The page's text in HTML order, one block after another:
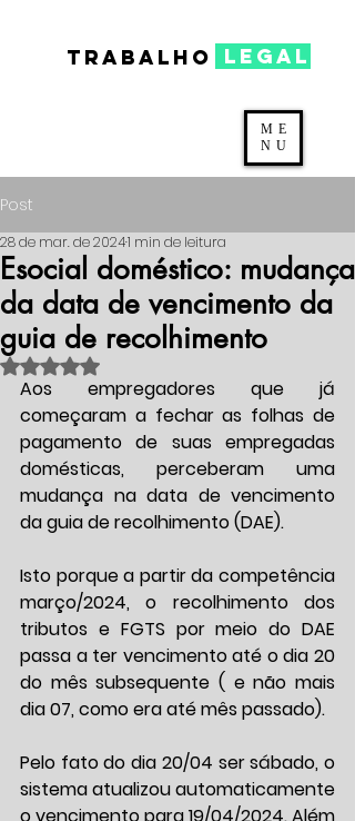
TRABALHO legal
ME
NU
Post
Esocial doméstico: mudança
da data de vencimento da
guia de recolhimento
28 de mar. de 20241 min de leitura
Avaliado com NaN de 5 estrelas.
Aos empregadores que já
começaram a fechar as folhas de
pagamento de suas empregadas
domésticas, perceberam uma
mudança na data de vencimento
da guia de recolhimento (DAE).
Isto porque a partir da competência
março/2024, o recolhimento dos
tributos e FGTS por meio do DAE
passa a ter vencimento até o dia 20
do mês subsequente ( e não mais
dia 07, como era até mês passado).
Pelo fato do dia 20/04 ser sábado, o
sistema atualizou automaticamente